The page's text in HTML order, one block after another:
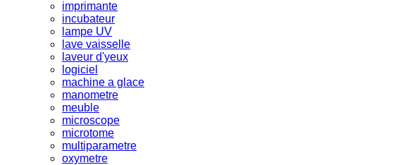
imprimante
incubateur
lampe UV
lave vaisselle
laveur d'yeux
logiciel
machine a glace
manometre
meuble
microscope
microtome
multiparametre
oxymetre